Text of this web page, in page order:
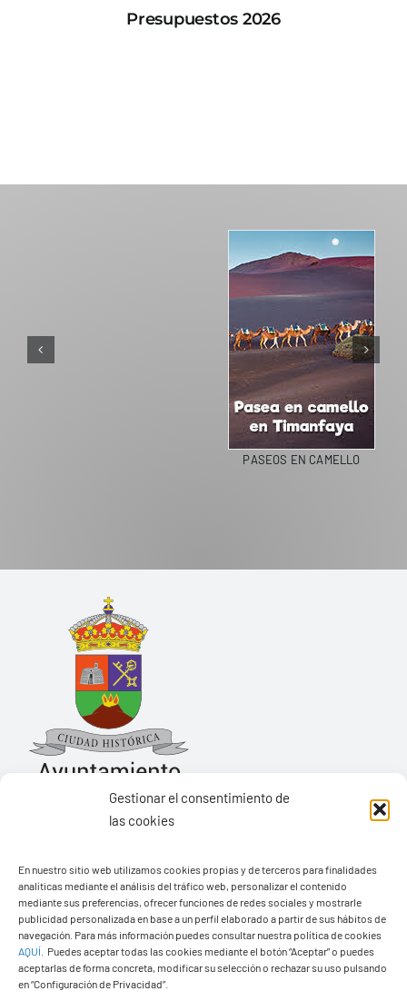
Gestionar el consentimiento de
las cookies
En nuestro sitio web utilizamos cookies propias y de terceros para finalidades
analíticas mediante el análisis del tráfico web, personalizar el contenido
mediante sus preferencias, ofrecer funciones de redes sociales y mostrarle
publicidad personalizada en base a un perfil elaborado a partir de sus hábitos de
navegación. Para más información puedes consultar nuestra política de cookies
AQUÍ
Puedes aceptar todas las cookies mediante el botón “Aceptar” o puedes
aceptarlas de forma concreta, modificar su selección o rechazar su uso pulsando
en “Configuración de Privacidad”.
Presupuestos 2026
PASEOS EN CAMELLO
Pza. de Los Remedios, 1
35570 – Yaiza
Tel:928 83 62 20